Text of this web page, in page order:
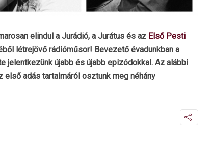
elindul a Jurádió, a Jurátus és az Első Pesti
létrejövő rádióműsor! Bevezető évadunkban a
jelentkezünk újabb és újabb epizódokkal. Az alábbi
adás tartalmáról osztunk meg néhány